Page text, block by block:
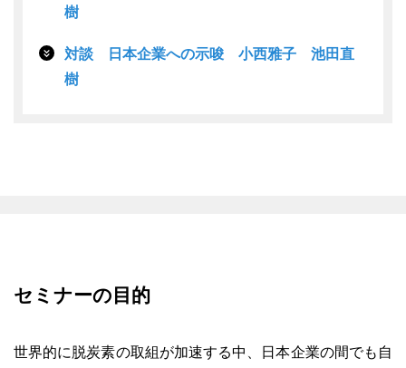
樹
対談 日本企業への示唆 小西雅子 池田直
樹
セミナーの目的
世界的に脱炭素の取組が加速する中、日本企業の間でも自